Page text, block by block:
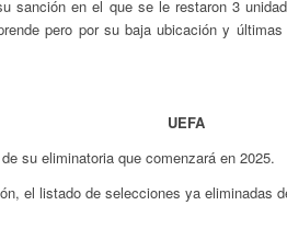
sanción en el que se le restaron 3
pero por su baja ubicación y
UEFA
su eliminatoria que comenzará en 2025.
el listado de selecciones ya eliminadas